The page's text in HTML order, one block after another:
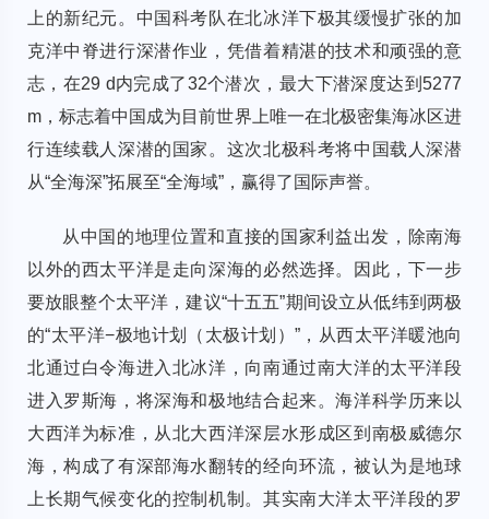
上的新纪元。中国科考队在北冰洋下极其缓慢扩张的加
克洋中脊进行深潜作业，凭借着精湛的技术和顽强的意
志，在29 d内完成了32个潜次，最大下潜深度达到5277
m，标志着中国成为目前世界上唯一在北极密集海冰区进
行连续载人深潜的国家。这次北极科考将中国载人深潜
从“全海深”拓展至“全海域”，赢得了国际声誉。
从中国的地理位置和直接的国家利益出发，除南海
以外的西太平洋是走向深海的必然选择。因此，下一步
要放眼整个太平洋，建议“十五五”期间设立从低纬到两极
的“太平洋−极地计划（太极计划）”，从西太平洋暖池向
北通过白令海进入北冰洋，向南通过南大洋的太平洋段
进入罗斯海，将深海和极地结合起来。海洋科学历来以
大西洋为标准，从北大西洋深层水形成区到南极威德尔
海，构成了有深部海水翻转的经向环流，被认为是地球
上长期气候变化的控制机制。其实南大洋太平洋段的罗